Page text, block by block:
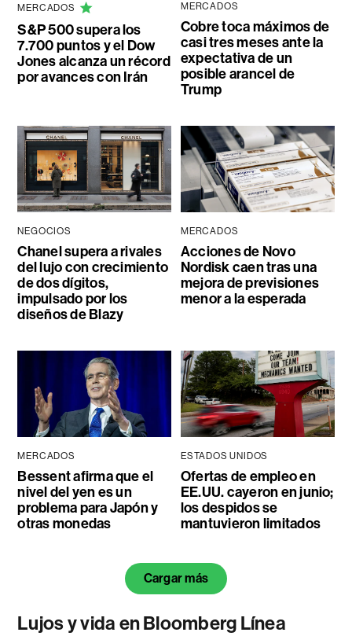
MERCADOS
S&P 500 supera los
7.700 puntos y el Dow
Jones alcanza un récord
por avances con Irán
MERCADOS
Cobre toca máximos de
casi tres meses ante la
expectativa de un
posible arancel de
Trump
NEGOCIOS
Chanel supera a rivales
del lujo con crecimiento
de dos dígitos,
impulsado por los
diseños de Blazy
MERCADOS
Acciones de Novo
Nordisk caen tras una
mejora de previsiones
menor a la esperada
MERCADOS
Bessent afirma que el
nivel del yen es un
problema para Japón y
otras monedas
ESTADOS UNIDOS
Ofertas de empleo en
EE.UU. cayeron en junio;
los despidos se
mantuvieron limitados
Cargar más
Lujos y vida en Bloomberg Línea